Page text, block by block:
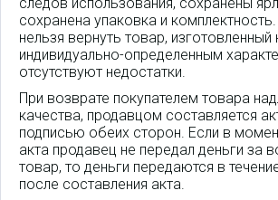
сохранена упаковка и
нельзя вернуть товар, изготовленный
индивидуально-определенным
отсутствуют недостатки.
При возврате покупателем товара
качества, продавцом составляется
подписью обеих сторон. Если в
акта продавец не передал деньги за
товар, то деньги передаются в
после составления акта.